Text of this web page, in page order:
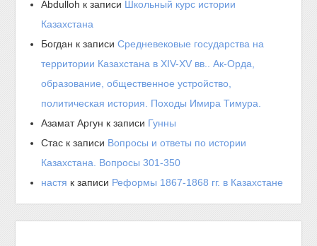
Abdulloh к записи Школьный курс истории
Казахстана
Богдан к записиСредневековые государства на
территории Казахстана в XIV-XV вв.. Ак-Орда,
образование, общественное устройство,
политическая история. Походы Имира Тимура.
Азамат Аргун к записи Гунны
Стас к записи Вопросы и ответы по истории
Казахстана. Вопросы 301-350
настя к записи Реформы 1867-1868 гг. в Казахстане